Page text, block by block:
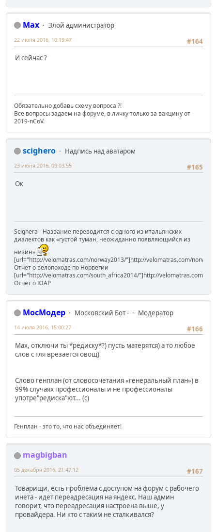
Max
Злой администратор
#164
22 июня 2016, 10:19:47
И сейчас ?
Обязательно добавь схему вопроса ?!
Все вопросы задаем на форуме, в личку только за вакцину от
2019-nCoV.
scighero
Надпись над аватаром
#165
23 июня 2016, 09:03:55
Ок
Scighera - Название переводится с одного из итальянских
диалектов как «густой туман, неожиданно появляющийся из
низин»
[url="http://velomatras.com/norway2013/"]http://velomatras.com/
Отчет о велопоходе по Норвегии
[url="http://velomatras.com/south_africa2014/"]http://velomatras.com/
Отчет о ЮАР
МосМодер Московский Бот -
Модератор
#166
14 июля 2016, 15:00:27
Мах, отключи ты *редиску*?) пусть матерятся) а то любое
слов с тля врезается овощ)
Слово генплан (от словосочетания «генеральный план») в
99% случаях профессионалы и не профессионалы
употре"редиска"ют... (с)
Генплан - это то, что нас объединяет!
magbigban
#167
05 декабря 2016, 21:47:12
Товарищи, есть проблема с доступом на форум с рабочего
инета - идет переадресация на яндекс. Наш админ
говорит, что переадресация настроена выше, у
провайдера. Ни кто с таким не сталкивался?